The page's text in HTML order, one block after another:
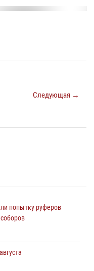
Следующая →
попытку руферов